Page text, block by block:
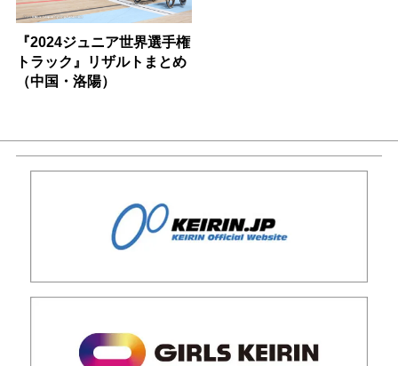
『2024ジュニア世界選手権
トラック』リザルトまとめ
（中国・洛陽）